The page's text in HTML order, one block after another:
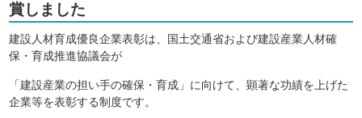
賞しました
建設人材育成優良企業表彰は、国土交通省および建設産業人材確
保・育成推進協議会が
「建設産業の担い手の確保・育成」に向けて、顕著な功績を上げた
企業等を表彰する制度です。